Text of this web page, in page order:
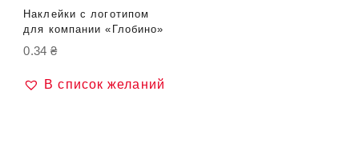
Наклейки с логотипом
для компании «Глобино»
0.34₴
В список желаний